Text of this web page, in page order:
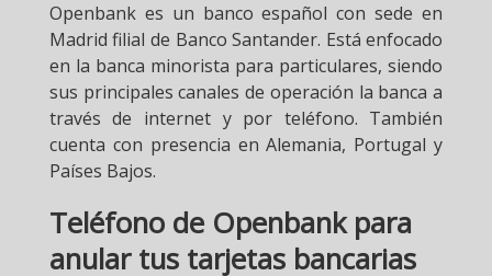
Openbank es un banco español con sede en
Madrid filial de Banco Santander. Está enfocado
en la banca minorista para particulares, siendo
sus principales canales de operación la banca a
través de internet y por teléfono. También
cuenta con presencia en Alemania, Portugal y
Países Bajos.
Teléfono de Openbank para
anular tus tarjetas bancarias